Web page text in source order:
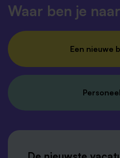
Waar ben je
Een nieuwe
Personeel
blijf op de